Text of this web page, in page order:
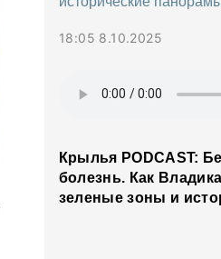
18:05 8.10.2025
Крылья PODCAST:
болезнь. Как
зеленые зоны и